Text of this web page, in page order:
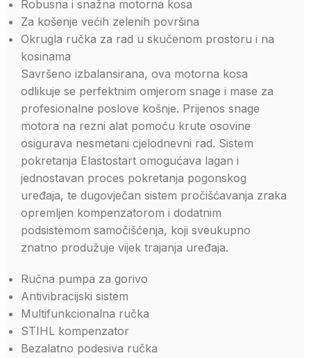
Robusna i snažna motorna kosa
Za košenje većih zelenih površina
Okrugla ručka za rad u skučenom prostoru i na
kosinama
Savršeno izbalansirana, ova motorna kosa
odlikuje se perfektnim omjerom snage i mase za
profesionalne poslove košnje. Prijenos snage
motora na rezni alat pomoću krute osovine
osigurava nesmetani cjelodnevni rad. Sistem
pokretanja Elastostart omogućava lagan i
jednostavan proces pokretanja pogonskog
uređaja, te dugovječan sistem pročišćavanja zraka
opremljen kompenzatorom i dodatnim
podsistemom samočišćenja, koji sveukupno
znatno produžuje vijek trajanja uređaja.
Ručna pumpa za gorivo
Antivibracijski sistem
Multifunkcionalna ručka
STIHL kompenzator
Bezalatno podesiva ručka